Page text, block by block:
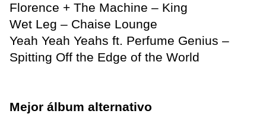
Florence + The Machine – King
Wet Leg – Chaise Lounge
Yeah Yeah Yeahs ft. Perfume Genius –
Spitting Off the Edge of the World
Mejor álbum alternativo